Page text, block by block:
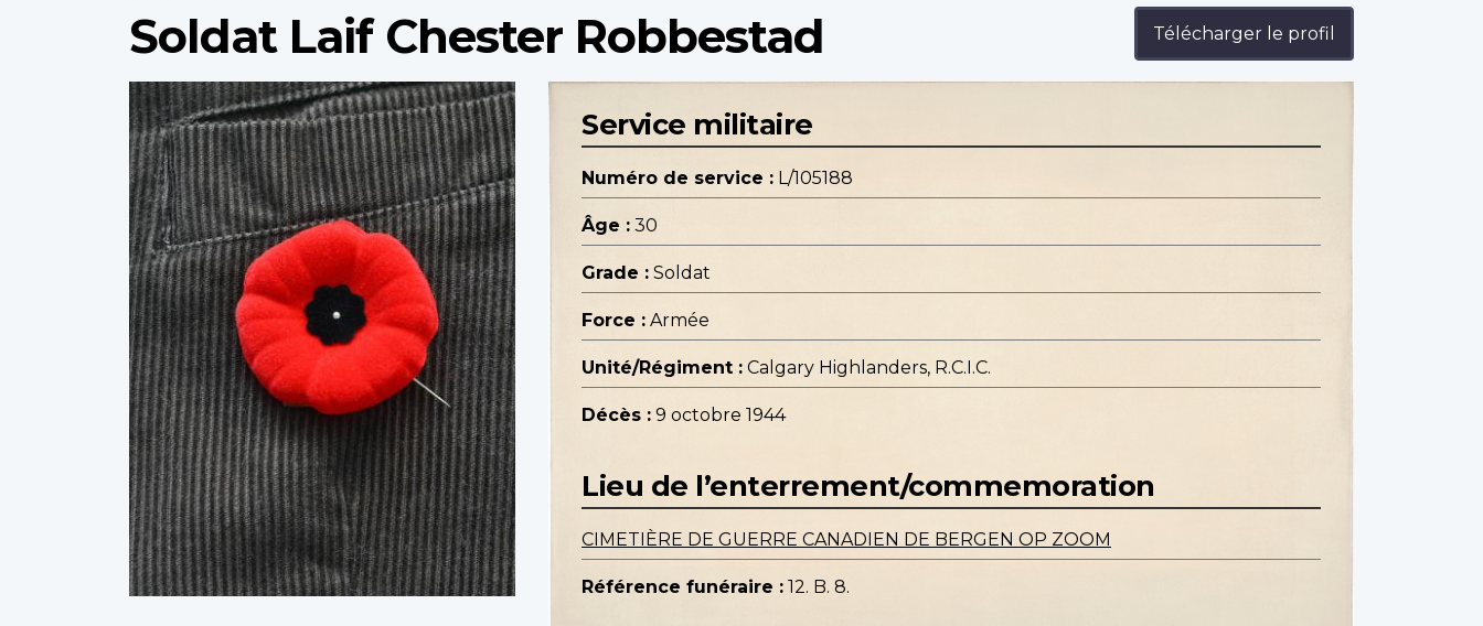
Soldat Laif Chester Robbestad Télécharger le profil
Profile
image
Service militaire
Numéro de service : L/105188
Âge : 30
Grade : Soldat
Force : Armée
Unité/Régiment : Calgary Highlanders, R.C.I.C.
Décès : 9 octobre 1944
Lieu de l’enterrement/commemoration
CIMETIÈRE DE GUERRE CANADIEN DE BERGEN OP ZOOM
Référence funéraire : 12. B. 8.